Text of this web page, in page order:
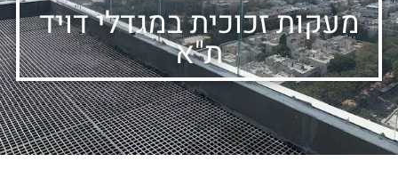
מעקות זכוכית במגדלי דויד
ת"א